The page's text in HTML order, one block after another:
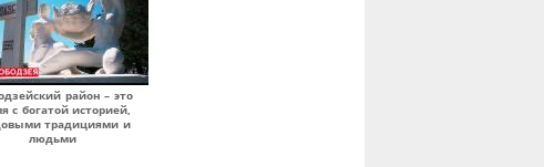
район – это
с богатой историей,
традициями и
людьми